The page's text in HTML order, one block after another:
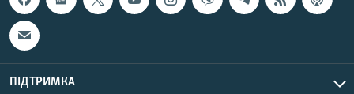
ПІДТРИМКА